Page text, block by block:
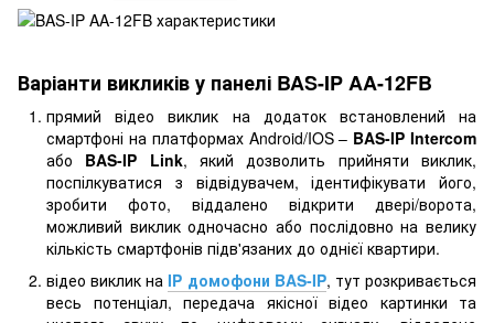
Варіанти викликів у панелі BAS-IP AA-12FB
прямий відео виклик на додаток встановлений на
смартфоні на платформах Android/IOS – BAS-IP Intercom
або BAS-IP Link, який дозволить прийняти виклик,
поспілкуватися з відвідувачем, ідентифікувати його,
зробити фото, віддалено відкрити двері/ворота,
можливий виклик одночасно або послідовно на велику
кількість смартфонів підв'язаних до однієї квартири.
відео виклик наIP домофони BAS-IP, тут розкривається
весь потенціал, передача якісної відео картинки та